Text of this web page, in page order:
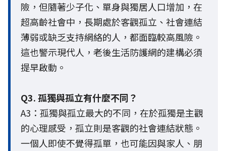
險，但隨著少子化、單身與獨居人口增加，在
超高齡社會中，長期處於客觀孤立、社會連結
薄弱或缺乏支持網絡的人，都面臨較高風險。
這也警示現代人，老後生活防護網的建構必須
提早啟動。
Q3. 孤獨與孤立有什麼不同？
A3：孤獨與孤立最大的不同，在於孤獨是主觀
的心理感受，孤立則是客觀的社會連結狀態。
一個人即使不覺得孤單，也可能因與家人、朋